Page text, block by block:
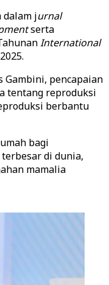
jurnal
serta
International
Gambini, pencapaian
tentang reproduksi
berbantu
bagi
di dunia,
mamalia